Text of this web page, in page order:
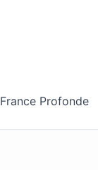
France Profonde